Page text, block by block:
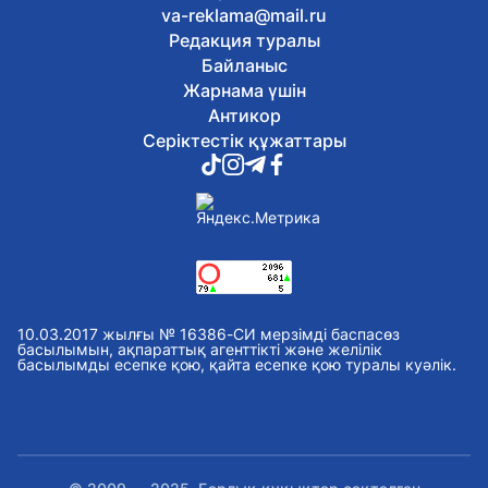
Жалақыдан ұсталған алиментті
аудармаған жұмыс беруші жауапқа
тартылды
6 тамыз, 2026
Балаларды интернет-алаяқтардан
қалай қорғауға болады
6 тамыз, 2026
Отандық өндірушілермен жеңіл
өнеркәсіпті дамыту мәселелері
талқыланды
Астанада Абай күніне орай
тоғызқұмалақтан алғашқы қалалық
6 тамыз, 2026
Сауран қалашығында реставрация
жұмыстары басталды
6 тамыз, 2026
va-reklama@mail.ru
Редакция туралы
Байланыс
Жарнама үшін
Антикор
Серіктестік құжаттары
10.03.2017 жылғы № 16386-СИ мерзімді баспасөз
басылымын, ақпараттық агенттікті және желілік
басылымды есепке қою, қайта есепке қою туралы куәлік.